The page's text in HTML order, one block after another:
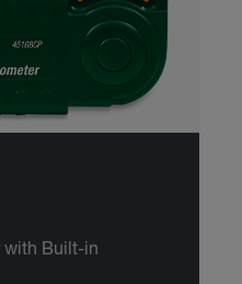
with Built-in